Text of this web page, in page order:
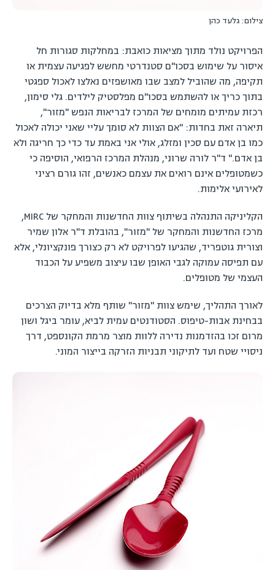
צילום: גלעד כהן
הפרויקט נולד מתוך מציאות כואבת: במחלקות סגורות חל
איסור על שימוש בסכו"ם סטנדרטי מחשש לפגיעה עצמית או
תקיפה, מה שהוביל למצב שבו מאושפזים נאלצו לאכול ספגטי
בתוך כריך או להשתמש בסכו"ם מפלסטיק לילדים. גלי סימון,
רכזת עמיתים מומחים של המרכז לבריאות הנפש "מזור",
תיארה זאת בחדות: "אם הצוות לא סומך עליי שאני יכולה לאכול
כמו בן אדם עם סכין ומזלג, אולי אני באמת עד כדי כך חריגה ולא
בן אדם." ד"ר לורה שרוני, מנהלת המרכז הרפואי, הוסיפה כי
כשמטופלים אינם רואים את עצמם כאנשים, זהו גורם רציני
לאירועי אלימות.
הקליניקה התנהלה בשיתוף צוות החדשנות והמחקר של MIRC,
מרכז החדשנות והמחקר של "מזור", בהובלת ד"ר אלון שמיר
וצורית גוטפריד, שהגיעו לפרויקט לא רק כצורך פונקציונלי, אלא
עם תפיסה עמוקה לגבי האופן שבו עיצוב משפיע על הכבוד
העצמי של מטופלים.
לאורך התהליך, שימש צוות "מזור" שותף מלא בדיוק הצרכים
בבחינת אבות-טיפוס. הסטודנטים עמית לביא, עומר ביגל ושון
מרום זכו בהזדמנות נדירה ללוות מוצר מרמת הקונספט, דרך
ניסויי שטח ועד לתיקוני תבניות הזרקה בייצור המוני.